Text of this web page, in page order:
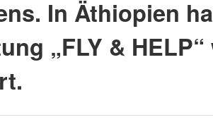
In Äthiopien
„FLY &